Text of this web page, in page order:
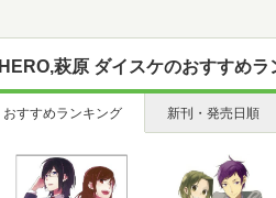
HERO,萩原 ダイスケのおすすめラ
おすすめランキング 新刊・発売日順